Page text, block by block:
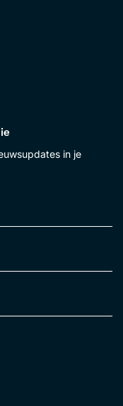
in je